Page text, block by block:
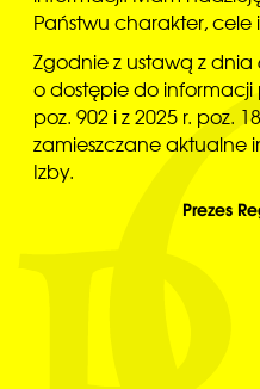
Państwu charakter, cele
Zgodnie z ustawą z dnia
o dostępie do informacji
poz. 902 i z 2025 r. poz.
zamieszczane aktualne
Izby.
Prezes